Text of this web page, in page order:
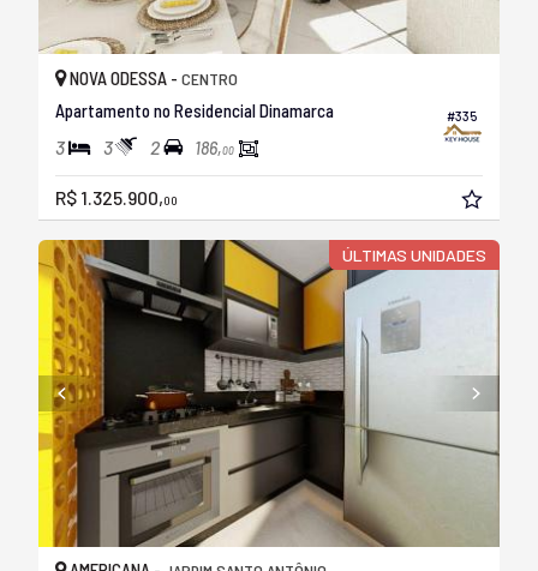
#335
NOVA ODESSA - CENTRO
Apartamento no Residencial Dinamarca
3 3 2 186,00
R$ 1.325.900,00
ÚLTIMAS UNIDADES